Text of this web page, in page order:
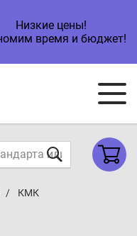
Низкие цены!
время и бюджет!
КМК